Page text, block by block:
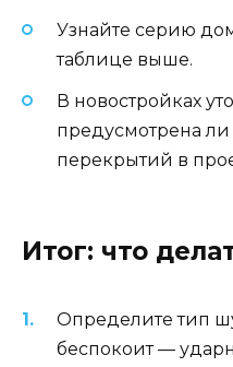
Узнайте серию
таблице выше.
В новостройках
предусмотрена
перекрытий в
Итог: что
Определите тип
беспокоит —